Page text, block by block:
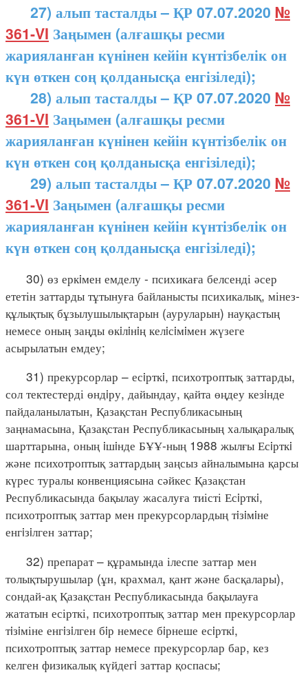
27) алып тасталды – ҚР 07.07.2020 №
361-VI Заңымен (алғашқы ресми
жарияланған күнінен кейін күнтізбелік он
күн өткен соң қолданысқа енгізіледі);
28) алып тасталды – ҚР 07.07.2020 №
361-VI Заңымен (алғашқы ресми
жарияланған күнінен кейін күнтізбелік он
күн өткен соң қолданысқа енгізіледі);
29) алып тасталды – ҚР 07.07.2020 №
361-VI Заңымен (алғашқы ресми
жарияланған күнінен кейін күнтізбелік он
күн өткен соң қолданысқа енгізіледі);
30) өз еркiмен емделу - психикаға белсенді әсер
ететін заттарды тұтынуға байланысты психикалық, мінез-
құлықтық бұзылушылықтарын (ауруларын) науқастың
немесе оның заңды өкiлiнiң келiсiмiмен жүзеге
асырылатын емдеу;
31) прекурсорлар – есiрткi, психотроптық заттарды,
сол тектестерді өндiру, дайындау, қайта өңдеу кезiнде
пайдаланылатын, Қазақстан Республикасының
заңнамасына, Қазақстан Республикасының халықаралық
шарттарына, оның iшiнде БҰҰ-ның 1988 жылғы Есiрткi
және психотроптық заттардың заңсыз айналымына қарсы
күрес туралы конвенциясына сәйкес Қазақстан
Республикасында бақылау жасалуға тиісті Есiрткi,
психотроптық заттар мен прекурсорлардың тiзiмiне
енгiзiлген заттар;
32) препарат – құрамында ілеспе заттар мен
толықтырушылар (ұн, крахмал, қант және басқалары),
сондай-ақ Қазақстан Республикасында бақылауға
жататын есірткі, психотроптық заттар мен прекурсорлар
тiзiміне енгiзiлген бiр немесе бiрнеше есiрткi,
психотроптық заттар немесе прекурсорлар бар, кез
келген физикалық күйдегi заттар қоспасы;